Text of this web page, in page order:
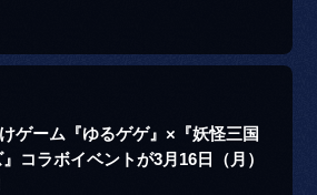
ゲーム『ゆるゲゲ』×『妖怪三国
コラボイベントが3月16日（月）